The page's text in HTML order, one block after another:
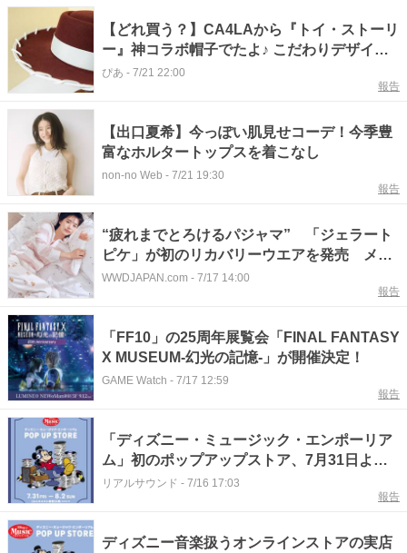
【どれ買う？】CA4LAから『トイ・ストーリ
ー』神コラボ帽子でたよ♪ こだわりデザイン
の全3種
ぴあ - 7/21 22:00
報告
【出口夏希】今っぽい肌見せコーデ！今季豊
富なホルタートップスを着こなし
non-no Web - 7/21 19:30
報告
“疲れまでとろけるパジャマ” 「ジェラート
ピケ」が初のリカバリーウエアを発売 メン
ズ含むパーカやセットアップなど4型
WWDJAPAN.com - 7/17 14:00
報告
「FF10」の25周年展覧会「FINAL FANTASY
X MUSEUM-幻光の記憶-」が開催決定！
GAME Watch - 7/17 12:59
報告
「ディズニー・ミュージック・エンポーリア
ム」初のポップアップストア、7月31日より
開催
リアルサウンド - 7/16 17:03
報告
ディズニー音楽扱うオンラインストアの実店